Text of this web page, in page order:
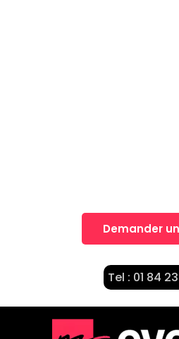
Demander
Tel : 01 84